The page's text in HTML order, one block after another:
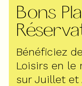
Bons
Bénéficiez
Loisirs en le
sur Juillet et